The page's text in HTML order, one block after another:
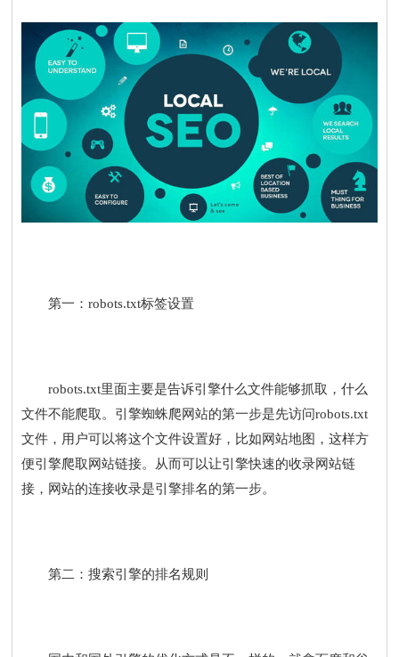
第一：robots.txt标签设置
robots.txt里面主要是告诉引擎什么文件能够抓取，什么
文件不能爬取。引擎蜘蛛爬网站的第一步是先访问robots.txt
文件，用户可以将这个文件设置好，比如网站地图，这样方
便引擎爬取网站链接。从而可以让引擎快速的收录网站链
接，网站的连接收录是引擎排名的第一步。
第二：搜索引擎的排名规则